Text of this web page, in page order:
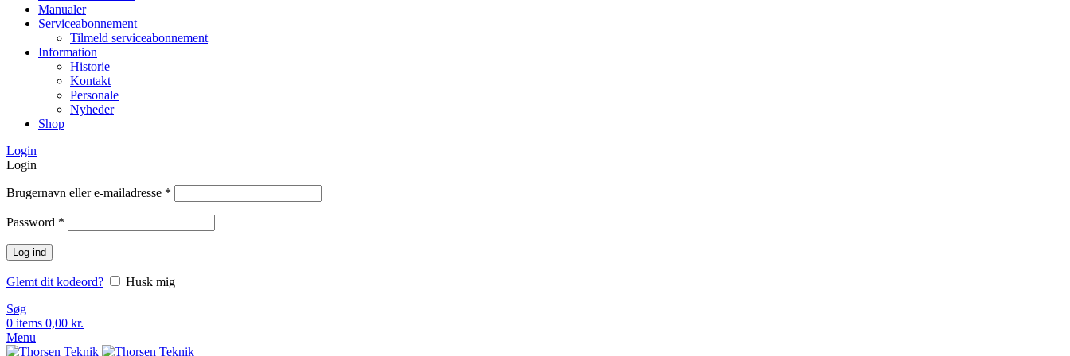
Manualer
Serviceabonnement
Tilmeld serviceabonnement
Information
Historie
Kontakt
Personale
Nyheder
Shop
Login
Login
Brugernavn eller e-mailadresse *
Password *
Log ind
Glemt dit kodeord?
Husk mig
Søg
0 items 0,00 kr.
Menu